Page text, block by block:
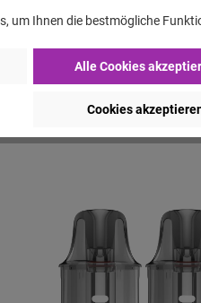
sind auch wir nicht fehlerlos.
gelieferte Artikel kann, in
Das MHD ist jedoch nur eine
um Ihnen die bestmögliche
Alle Cookies
Cookies